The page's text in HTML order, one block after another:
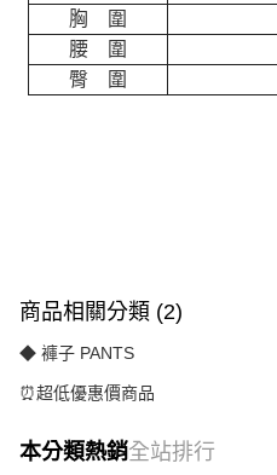
胸 圍
腰 圍
臀 圍
商品相關分類 (2)
◆ 褲子 PANTS
⏰超低優惠價商品
本分類熱銷全站排行